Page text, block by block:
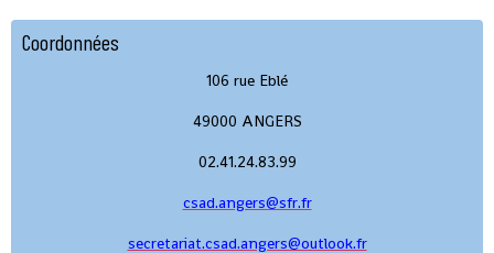
Coordonnées
106 rue Eblé
49000 ANGERS
02.41.24.83.99
csad.angers@sfr.fr
secretariat.csad.angers@outlook.fr